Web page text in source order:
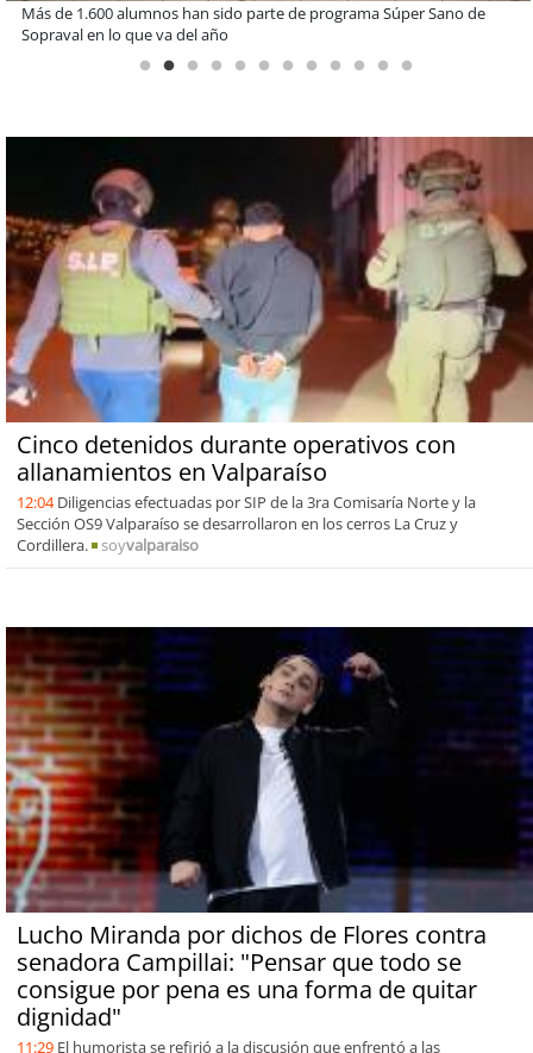
Estudiantes de la UCN desarrollan tecnología para modernizar la
operación de Ultraport Coquimbo
Cinco detenidos durante operativos con
allanamientos en Valparaíso
12:04 Diligencias efectuadas por SIP de la 3ra Comisaría Norte y la
Sección OS9 Valparaíso se desarrollaron en los cerros La Cruz y
Cordillera.
soyvalparaiso
Lucho Miranda por dichos de Flores contra
senadora Campillai: "Pensar que todo se
consigue por pena es una forma de quitar
dignidad"
11:29 El humorista se refirió a la discusión que enfrentó a las